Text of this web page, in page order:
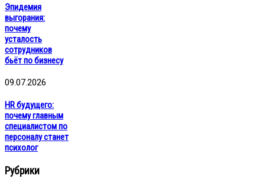
Эпидемия
выгорания:
почему
усталость
сотрудников
бьёт по бизнесу
09.07.2026
HR будущего:
почему главным
специалистом по
персоналу станет
психолог
Рубрики